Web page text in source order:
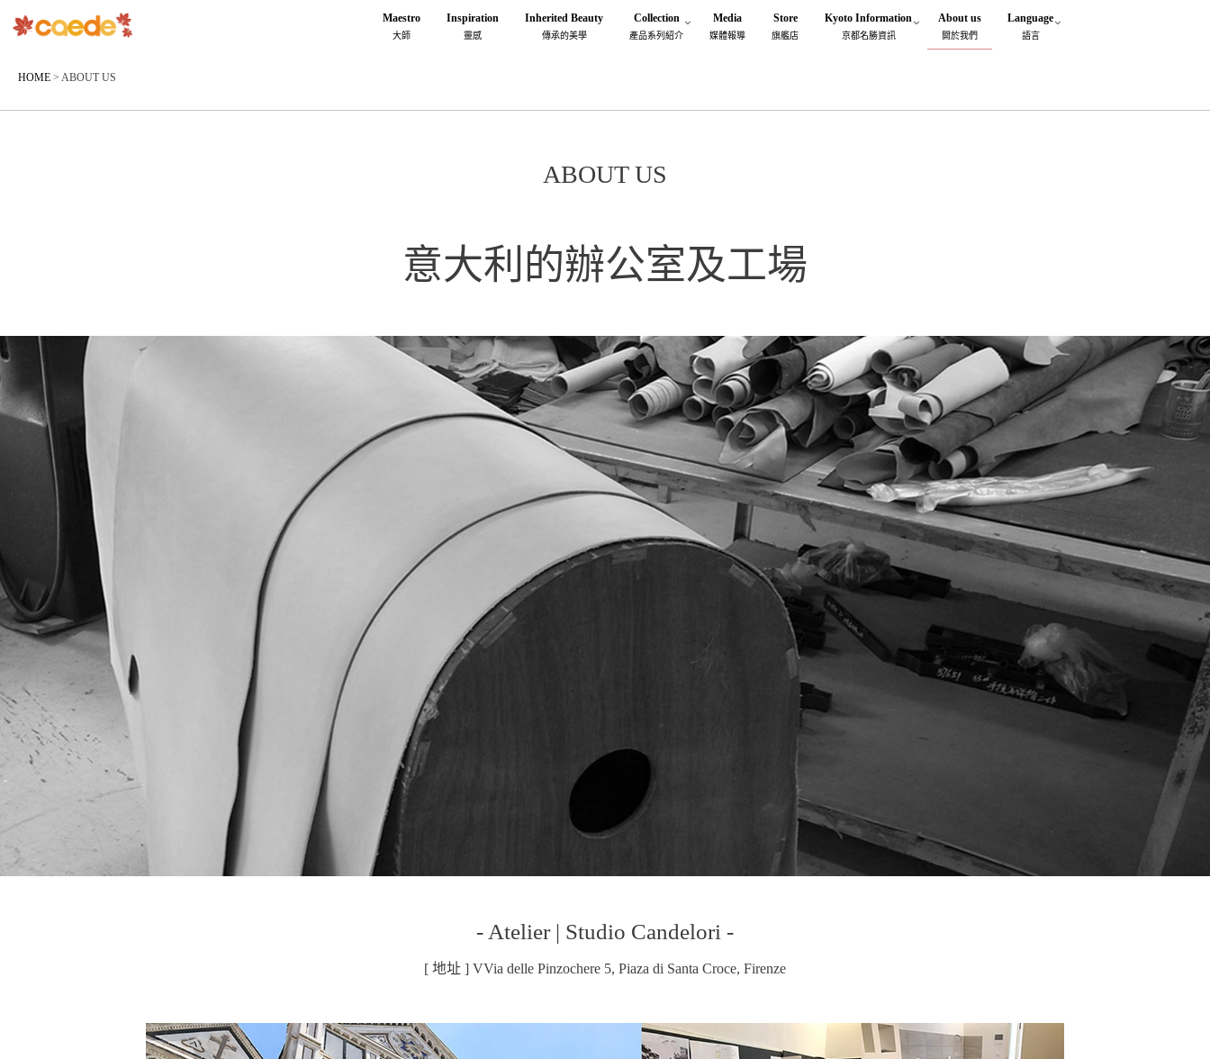
Maestro
大師
Inspiration
靈感
Inherited Beauty
傳承的美學
Collection
產品系列紹介
Media
媒體報導
Store
旗艦店
Kyoto Information
京都名勝資訊
About us
閞於我們
Language
語言
HOME > ABOUT US
ABOUT US
意大利的辦公室及工場
- Atelier | Studio Candelori -
[ 地址 ] VVia delle Pinzochere 5, Piaza di Santa Croce, Firenze